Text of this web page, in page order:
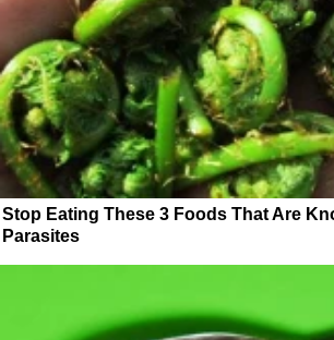
Stop Eating These 3 Foods That Are
Parasites